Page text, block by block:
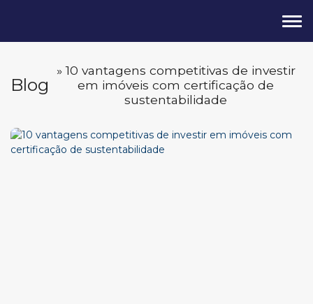
Blog
» 10 vantagens competitivas de investir
em imóveis com certificação de
sustentabilidade